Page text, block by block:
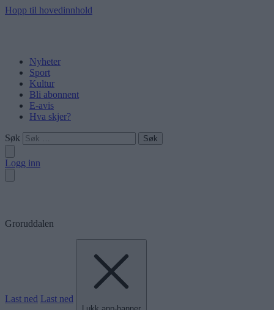
Hopp til hovedinnhold
Nyheter
Sport
Kultur
Bli abonnent
E-avis
Hva skjer?
Søk
Logg inn
Groruddalen
Last ned Last ned